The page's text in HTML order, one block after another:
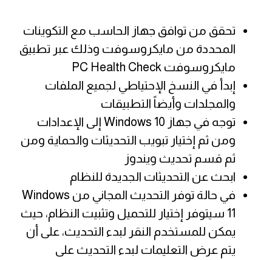
تحقق من توافق جهاز الحاسب مع التكوينات
المحددة من مايكروسوفت وذلك عبر تطبيق
مايكروسوفت PC Health Check
إبدأ في النسخ الإحتياطي لجميع الملفات
والمجلدات وأيضاً التطبيقات
توجه في جهاز Windows 10 إلى الإعدادات
ومن ثم إختيار تبويب التحديثات والحماية ومن
ثم قسم تحديث ويندوز
ابحث عن التحديثات الجديدة للنظام
في حالة توفر التحديث المجاني من Windows
11 سيتوفر إختيار للتحميل وتثبيت النظام، حيث
يمكن للمستخدم النقر لبدء التحديث، على أن
يتم عرض التعليمات لبدء التحديث على